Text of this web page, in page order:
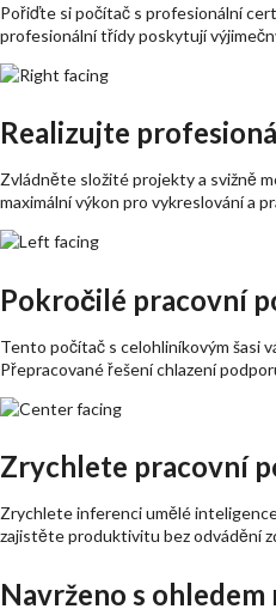
Pořiďte si počítač s profesionální
profesionální třídy poskytují
Realizujte
Zvládněte složité projekty a svižně
maximální výkon pro vykreslování a
Pokročilé pracovní
Tento počítač s celohliníkovým šasi
Přepracované řešení chlazení
Zrychlete pracovní
Zrychlete inferenci umělé
zajistěte produktivitu bez odvádění
Navrženo s